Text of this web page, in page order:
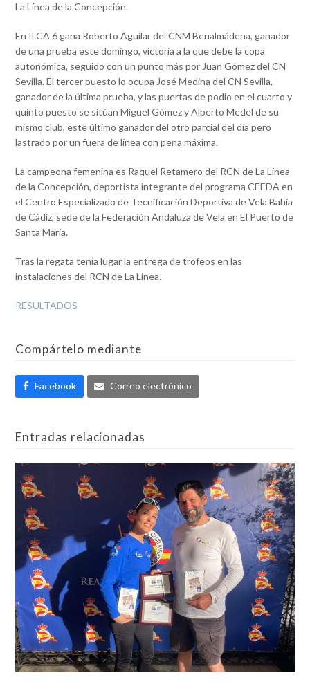
La Línea de la Concepción.
En ILCA 6 gana Roberto Aguilar del CNM Benalmádena, ganador
de una prueba este domingo, victoria a la que debe la copa
autonómica, seguido con un punto más por Juan Gómez del CN
Sevilla. El tercer puesto lo ocupa José Medina del CN Sevilla,
ganador de la última prueba, y las puertas de podio en el cuarto y
quinto puesto se sitúan Miguel Gómez y Alberto Medel de su
mismo club, este último ganador del otro parcial del día pero
lastrado por un fuera de línea con pena máxima.
La campeona femenina es Raquel Retamero del RCN de La Línea
de la Concepción, deportista integrante del programa CEEDA en
el Centro Especializado de Tecnificación Deportiva de Vela Bahía
de Cádiz, sede de la Federación Andaluza de Vela en El Puerto de
Santa María.
Tras la regata tenía lugar la entrega de trofeos en las
instalaciones del RCN de La Línea.
RESULTADOS
Compártelo mediante
Facebook Correo electrónico
Entradas relacionadas